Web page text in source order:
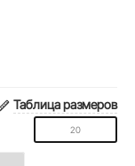
Таблица размеров
20